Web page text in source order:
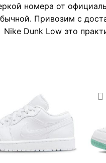
номера от
Привозим с
Dunk Low это